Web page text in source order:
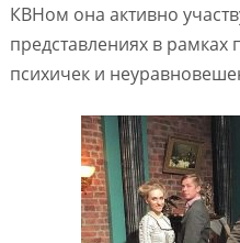
КВНом она активно
представлениях в
психичек и